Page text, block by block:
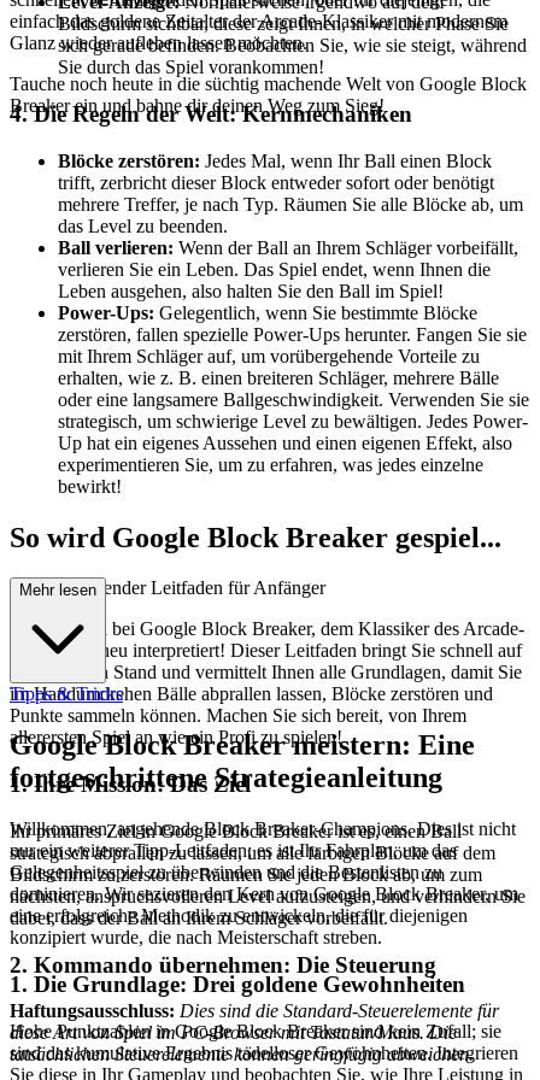
einfach das goldene Zeitalter der Arcade-Klassiker mit modernem
Glanz wieder aufleben lassen möchten.
Tauche noch heute in die süchtig machende Welt von Google Block
Breaker ein und bahne dir deinen Weg zum Sieg!
Bildschirm sichtbar, diese zeigt Ihnen, in welcher Phase Sie
sich gerade befinden. Beobachten Sie, wie sie steigt, während
Sie durch das Spiel vorankommen!
4. Die Regeln der Welt: Kernmechaniken
Blöcke zerstören: Jedes Mal, wenn Ihr Ball einen Block
trifft, zerbricht dieser Block entweder sofort oder benötigt
mehrere Treffer, je nach Typ. Räumen Sie alle Blöcke ab, um
das Level zu beenden.
Ball verlieren: Wenn der Ball an Ihrem Schläger vorbeifällt,
verlieren Sie ein Leben. Das Spiel endet, wenn Ihnen die
Leben ausgehen, also halten Sie den Ball im Spiel!
Power-Ups: Gelegentlich, wenn Sie bestimmte Blöcke
zerstören, fallen spezielle Power-Ups herunter. Fangen Sie sie
mit Ihrem Schläger auf, um vorübergehende Vorteile zu
erhalten, wie z. B. einen breiteren Schläger, mehrere Bälle
oder eine langsamere Ballgeschwindigkeit. Verwenden Sie sie
strategisch, um schwierige Level zu bewältigen. Jedes Power-
Up hat ein eigenes Aussehen und einen eigenen Effekt, also
experimentieren Sie, um zu erfahren, was jedes einzelne
bewirkt!
So wird Google Block Breaker gespiel...
t: Ihr umfassender Leitfaden für Anfänger
Willkommen bei Google Block Breaker, dem Klassiker des Arcade-
Erlebnisses neu interpretiert! Dieser Leitfaden bringt Sie schnell auf
den neuesten Stand und vermittelt Ihnen alle Grundlagen, damit Sie
im Handumdrehen Bälle abprallen lassen, Blöcke zerstören und
Punkte sammeln können. Machen Sie sich bereit, von Ihrem
allerersten Spiel an wie ein Profi zu spielen!
1. Ihre Mission: Das Ziel
Ihr primäres Ziel in Google Block Breaker ist es, einen Ball
strategisch abprallen zu lassen, um alle farbigen Blöcke auf dem
Bildschirm zu zerstören. Räumen Sie jeden Block ab, um zum
nächsten, anspruchsvolleren Level aufzusteigen, und verhindern Sie
dabei, dass der Ball an Ihrem Schläger vorbeifällt.
2. Kommando übernehmen: Die Steuerung
Haftungsausschluss: Dies sind die Standard-Steuerelemente für
diese Art von Spiel im PC-Browser mit Tastatur/Maus. Die
tatsächlichen Steuerelemente können geringfügig abweichen.
Mehr lesen
Tipps & Tricks
Google Block Breaker meistern: Eine
fortgeschrittene Strategieanleitung
Willkommen, angehende Block Breaker-Champions. Dies ist nicht
nur ein weiterer Tipp-Leitfaden; es ist Ihr Fahrplan, um das
Gelegenheitsspiel zu überwinden und die Bestenlisten zu
dominieren. Wir sezieren den Kern von Google Block Breaker, um
eine erfolgreiche Methodik zu entwickeln, die für diejenigen
konzipiert wurde, die nach Meisterschaft streben.
1. Die Grundlage: Drei goldene Gewohnheiten
Hohe Punktzahlen in Google Block Breaker sind kein Zufall; sie
sind das kumulative Ergebnis tadelloser Gewohnheiten. Integrieren
Sie diese in Ihr Gameplay und beobachten Sie, wie Ihre Leistung in